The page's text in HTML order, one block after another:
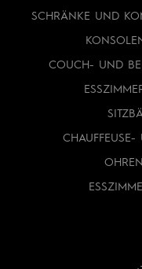
SCHRÄNKE UND
COUCH- UND